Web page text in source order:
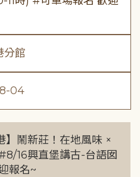
分館
04
】鬧新莊！在地風味 ×
16興直堡講古-台語囡
報名~